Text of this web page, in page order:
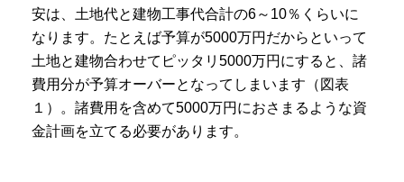
安は、土地代と建物工事代合計の6～10％くらいに
なります。たとえば予算が5000万円だからといって
土地と建物合わせてピッタリ5000万円にすると、諸
費用分が予算オーバーとなってしまいます（図表
１）。諸費用を含めて5000万円におさまるような資
金計画を立てる必要があります。